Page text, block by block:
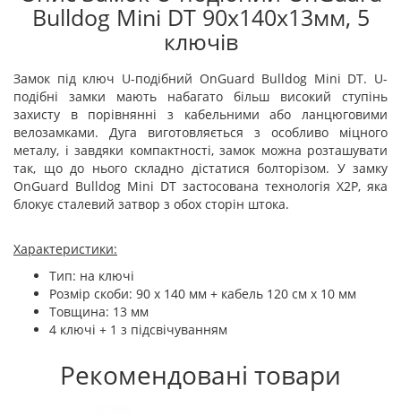
Bulldog Mini DT 90х140х13мм, 5
ключів
Замок під ключ U-подібний OnGuard Bulldog Mini DT. U-
подібні замки мають набагато більш високий ступінь
захисту в порівнянні з кабельними або ланцюговими
велозамками. Дуга виготовляється з особливо міцного
металу, і завдяки компактності, замок можна розташувати
так, що до нього складно дістатися болторізом. У замку
OnGuard Bulldog Mini DT застосована технологія X2P, яка
блокує сталевий затвор з обох сторін штока.
Характеристики:
Тип: на ключі
Розмір скоби: 90 x 140 мм + кабель 120 см х 10 мм
Товщина: 13 мм
4 ключі + 1 з підсвічуванням
Рекомендовані товари